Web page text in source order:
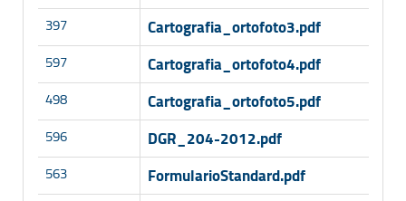
397 Cartografia_ortofoto3.pdf
597 Cartografia_ortofoto4.pdf
498 Cartografia_ortofoto5.pdf
596 DGR_204-2012.pdf
563 FormularioStandard.pdf